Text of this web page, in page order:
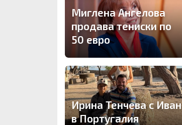
Миглена Ангелова
продава тениски по
50 евро
Ирина Тенчева с Иван
в Португалия